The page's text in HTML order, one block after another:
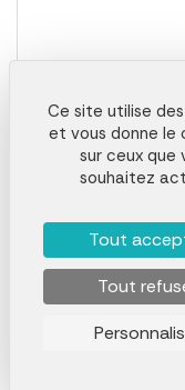
Minuteur de
En
à partir de
Ce site utilise
et vous donne le
sur ceux que
souhaitez
Tout
Tout